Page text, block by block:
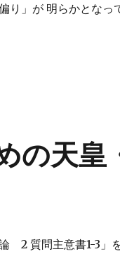
」が 明らかとなっ
意」の再確認欠如” の
の天皇
2 質問主意書1-3」